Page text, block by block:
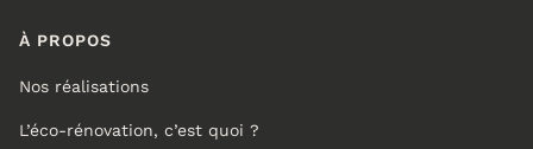
À PROPOS
Nos réalisations
L’éco-rénovation, c’est quoi ?